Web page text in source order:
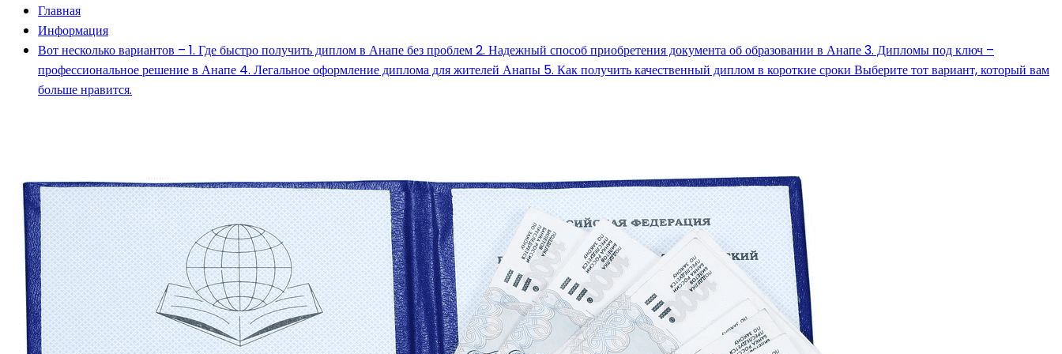
Главная
Информация
Вот несколько вариантов – 1. Где быстро получить диплом в Анапе без проблем 2. Надежный способ приобретения документа об образовании в Анапе 3. Дипломы под ключ –
профессиональное решение в Анапе 4. Легальное оформление диплома для жителей Анапы 5. Как получить качественный диплом в короткие сроки Выберите тот вариант, который вам
больше нравится.